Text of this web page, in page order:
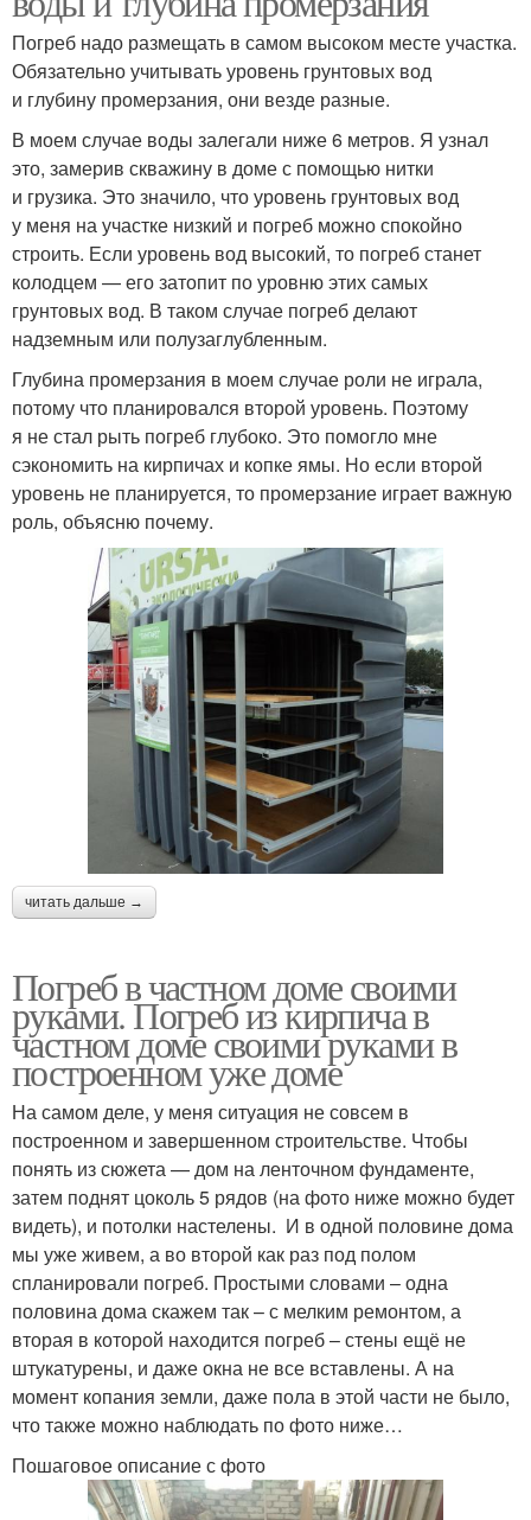
Погреб надо размещать в самом высоком месте участка.
Обязательно учитывать уровень грунтовых вод
и глубину промерзания, они везде разные.
В моем случае воды залегали ниже 6 метров. Я узнал
это, замерив скважину в доме с помощью нитки
и грузика. Это значило, что уровень грунтовых вод
у меня на участке низкий и погреб можно спокойно
строить. Если уровень вод высокий, то погреб станет
колодцем — его затопит по уровню этих самых
грунтовых вод. В таком случае погреб делают
надземным или полузаглубленным.
Глубина промерзания в моем случае роли не играла,
потому что планировался второй уровень. Поэтому
я не стал рыть погреб глубоко. Это помогло мне
сэкономить на кирпичах и копке ямы. Но если второй
уровень не планируется, то промерзание играет важную
роль, объясню почему.
читать дальше →
Погреб в частном доме своими
руками. Погреб из кирпича в
частном доме своими руками в
построенном уже доме
На самом деле, у меня ситуация не совсем в
построенном и завершенном строительстве. Чтобы
понять из сюжета — дом на ленточном фундаменте,
затем поднят цоколь 5 рядов (на фото ниже можно будет
видеть), и потолки настелены. И в одной половине дома
мы уже живем, а во второй как раз под полом
спланировали погреб. Простыми словами – одна
половина дома скажем так – с мелким ремонтом, а
вторая в которой находится погреб – стены ещё не
штукатурены, и даже окна не все вставлены. А на
момент копания земли, даже пола в этой части не было,
что также можно наблюдать по фото ниже…
Пошаговое описание с фото